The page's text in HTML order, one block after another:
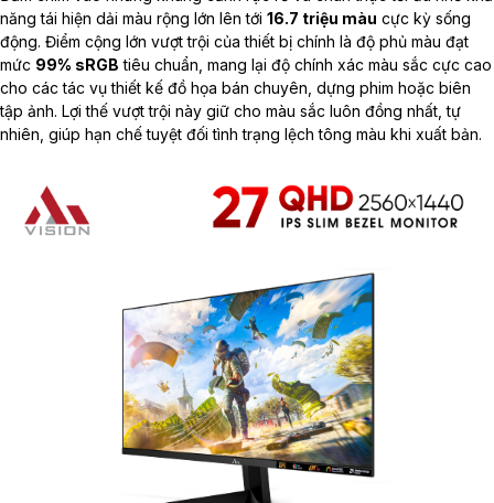
năng tái hiện dải màu rộng lớn lên tới 16.7 triệu màu cực kỳ sống
động. Điểm cộng lớn vượt trội của thiết bị chính là độ phủ màu đạt
mức 99% sRGB tiêu chuẩn, mang lại độ chính xác màu sắc cực cao
cho các tác vụ thiết kế đồ họa bán chuyên, dựng phim hoặc biên
tập ảnh. Lợi thế vượt trội này giữ cho màu sắc luôn đồng nhất, tự
nhiên, giúp hạn chế tuyệt đối tình trạng lệch tông màu khi xuất bản.